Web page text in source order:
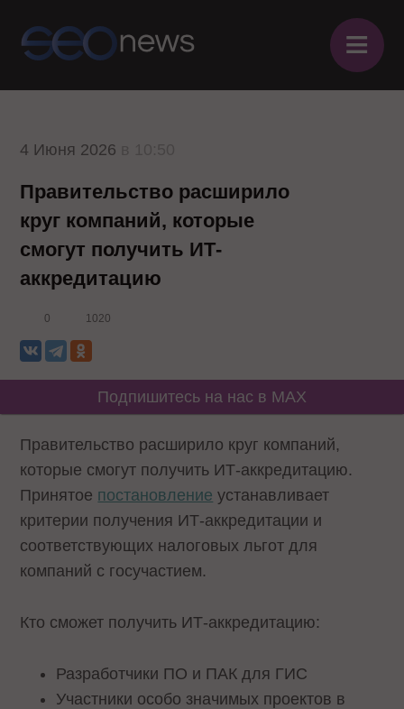
≡
4 Июня 2026
Правительство расширило
круг компаний, которые
смогут получить ИТ-
аккредитацию
0 1020
Подпишитесь на нас в MAX
Правительство расширило круг компаний,
которые смогут получить ИТ-аккредитацию.
Принятое постановление устанавливает
критерии получения ИТ-аккредитации и
соответствующих налоговых льгот для
компаний с госучастием.
Кто сможет получить ИТ-аккредитацию:
Разработчики ПО и ПАК для ГИС
Участники особо значимых проектов в